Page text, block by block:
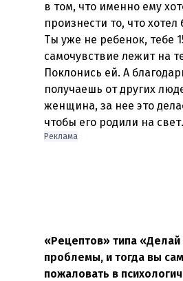
в том, что именно ему
произнести то, что хотел
Ты уже не ребенок, тебе
самочувствие лежит на
Поклонись ей. А
получаешь от других
женщина, за нее это
чтобы его родили на
Реклама
«Рецептов» типа
проблемы, и тогда вы
пожаловать в